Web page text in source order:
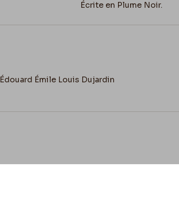
Écrite en Plume Noir.
Édouard Émile Louis Dujardin